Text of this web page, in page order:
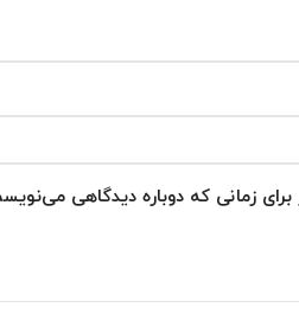
زمانی که دوباره دیدگاهی